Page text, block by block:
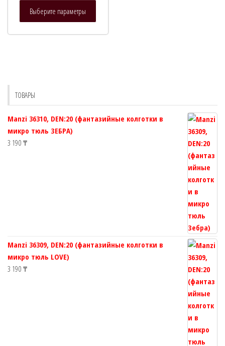
Выберите параметры
товара.
ТОВАРЫ
Manzi 36310, DEN:20 (фантазийные колготки в
микро тюль ЗЕБРА)
3 190 ₸
Manzi 36309, DEN:20 (фантазийные колготки в
микро тюль LOVE)
3 190 ₸